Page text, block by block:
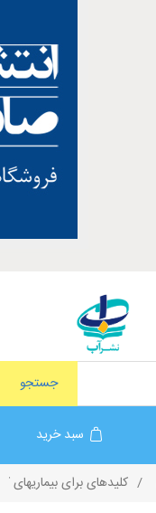
جستجو
سبد خرید
/ کلیدهای‌ ‌برای‌ بیماریهای‌